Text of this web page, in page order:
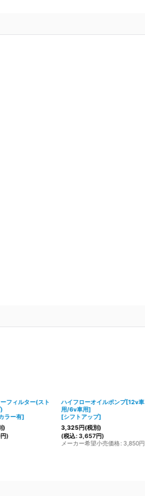
フィルター(スト
ラー有]
)
円)
ハイフローオイルポンプ[12v車
用/6v車用]
[シフトアップ]
3,325円(税別)
(税込: 3,657円)
メーカー希望小売価格: 3,850円